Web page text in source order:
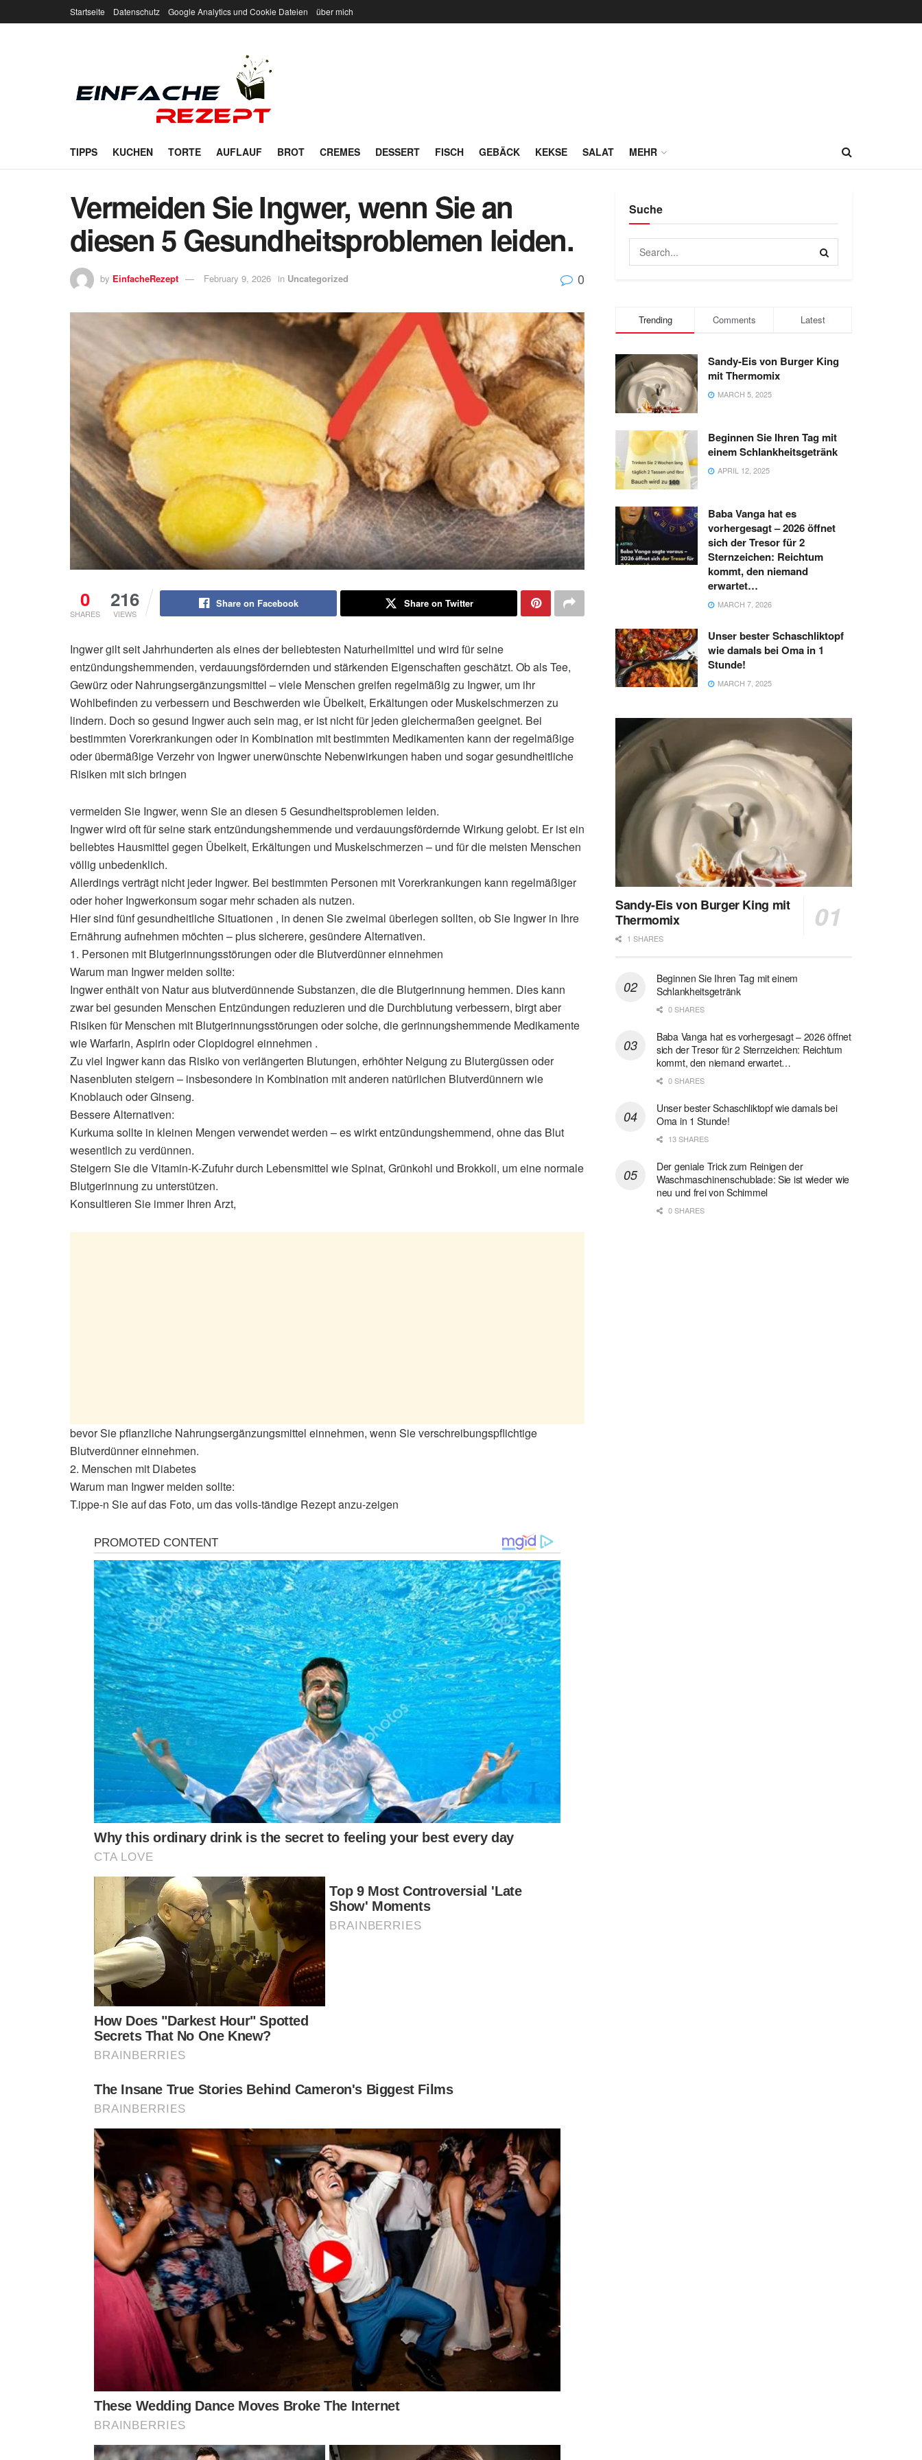
Startseite Datenschutz Google Analytics und Cookie Dateien über mich
TIPPS KUCHEN TORTE AUFLAUF BROT CREMES DESSERT FISCH GEBÄCK KEKSE SALAT MEHR
Vermeiden Sie Ingwer, wenn Sie an
diesen 5 Gesundheitsproblemen leiden.
by EinfacheRezept February 9, 2026 in Uncategorized 0
0
SHARES
216
VIEWS
Share on Facebook Share on Twitter
Ingwer gilt seit Jahrhunderten als eines der beliebtesten Naturheilmittel und wird für seine
entzündungshemmenden, verdauungsfördernden und stärkenden Eigenschaften geschätzt. Ob als Tee,
Gewürz oder Nahrungsergänzungsmittel – viele Menschen greifen regelmäßig zu Ingwer, um ihr
Wohlbefinden zu verbessern und Beschwerden wie Übelkeit, Erkältungen oder Muskelschmerzen zu
lindern. Doch so gesund Ingwer auch sein mag, er ist nicht für jeden gleichermaßen geeignet. Bei
bestimmten Vorerkrankungen oder in Kombination mit bestimmten Medikamenten kann der regelmäßige
oder übermäßige Verzehr von Ingwer unerwünschte Nebenwirkungen haben und sogar gesundheitliche
Risiken mit sich bringen
vermeiden Sie Ingwer, wenn Sie an diesen 5 Gesundheitsproblemen leiden.
Ingwer wird oft für seine stark entzündungshemmende und verdauungsfördernde Wirkung gelobt. Er ist ein
beliebtes Hausmittel gegen Übelkeit, Erkältungen und Muskelschmerzen – und für die meisten Menschen
völlig unbedenklich.
Allerdings verträgt nicht jeder Ingwer. Bei bestimmten Personen mit Vorerkrankungen kann regelmäßiger
oder hoher Ingwerkonsum sogar mehr schaden als nutzen.
Hier sind fünf gesundheitliche Situationen , in denen Sie zweimal überlegen sollten, ob Sie Ingwer in Ihre
Ernährung aufnehmen möchten – plus sicherere, gesündere Alternativen.
1. Personen mit Blutgerinnungsstörungen oder die Blutverdünner einnehmen
Warum man Ingwer meiden sollte:
Ingwer enthält von Natur aus blutverdünnende Substanzen, die die Blutgerinnung hemmen. Dies kann
zwar bei gesunden Menschen Entzündungen reduzieren und die Durchblutung verbessern, birgt aber
Risiken für Menschen mit Blutgerinnungsstörungen oder solche, die gerinnungshemmende Medikamente
wie Warfarin, Aspirin oder Clopidogrel einnehmen .
Zu viel Ingwer kann das Risiko von verlängerten Blutungen, erhöhter Neigung zu Blutergüssen oder
Nasenbluten steigern – insbesondere in Kombination mit anderen natürlichen Blutverdünnern wie
Knoblauch oder Ginseng.
Bessere Alternativen:
Kurkuma sollte in kleinen Mengen verwendet werden – es wirkt entzündungshemmend, ohne das Blut
wesentlich zu verdünnen.
Steigern Sie die Vitamin-K-Zufuhr durch Lebensmittel wie Spinat, Grünkohl und Brokkoli, um eine normale
Blutgerinnung zu unterstützen.
Konsultieren Sie immer Ihren Arzt,
bevor Sie pflanzliche Nahrungsergänzungsmittel einnehmen, wenn Sie verschreibungspflichtige
Blutverdünner einnehmen.
2. Menschen mit Diabetes
Warum man Ingwer meiden sollte:
T.ippe-n Sie auf das Foto, um das volls-tändige Rezept anzu-zeigen
Suche
Trending Comments Latest
Sandy-Eis von Burger King
mit Thermomix
MARCH 5, 2025
Beginnen Sie Ihren Tag mit
einem Schlankheitsgetränk
APRIL 12, 2025
Baba Vanga hat es
vorhergesagt – 2026 öffnet
sich der Tresor für 2
Sternzeichen: Reichtum
kommt, den niemand
erwartet…
MARCH 7, 2026
Unser bester Schaschliktopf
wie damals bei Oma in 1
Stunde!
MARCH 7, 2025
Sandy-Eis von Burger King mit
Thermomix
1 SHARES
Beginnen Sie Ihren Tag mit einem
Schlankheitsgetränk
0 SHARES
Baba Vanga hat es vorhergesagt – 2026 öffnet
sich der Tresor für 2 Sternzeichen: Reichtum
kommt, den niemand erwartet…
0 SHARES
Unser bester Schaschliktopf wie damals bei
Oma in 1 Stunde!
13 SHARES
Der geniale Trick zum Reinigen der
Waschmaschinenschublade: Sie ist wieder wie
neu und frei von Schimmel
0 SHARES